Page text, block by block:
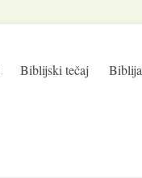
Biblijski tečaj Biblija